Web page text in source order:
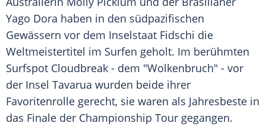
Yago Dora haben in den südpazifischen
Gewässern vor dem Inselstaat Fidschi die
Weltmeistertitel im Surfen geholt. Im berühmten
Surfspot Cloudbreak - dem "Wolkenbruch" - vor
der Insel Tavarua wurden beide ihrer
Favoritenrolle gerecht, sie waren als Jahresbeste in
das Finale der Championship Tour gegangen.